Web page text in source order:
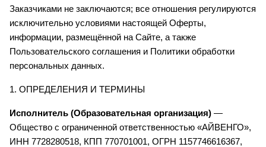
Заказчиками не заключаются; все отношения регулируются
исключительно условиями настоящей Оферты,
информации, размещённой на Сайте, а также
Пользовательского соглашения и Политики обработки
персональных данных.
1. ОПРЕДЕЛЕНИЯ И ТЕРМИНЫ
Исполнитель (Образовательная организация) —
Общество с ограниченной ответственностью «АЙВЕНГО»,
ИНН 7728280518, КПП 770701001, ОГРН 1157746616367,